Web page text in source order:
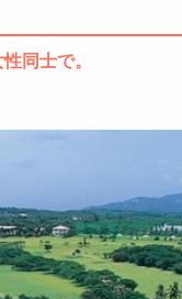
同士で。